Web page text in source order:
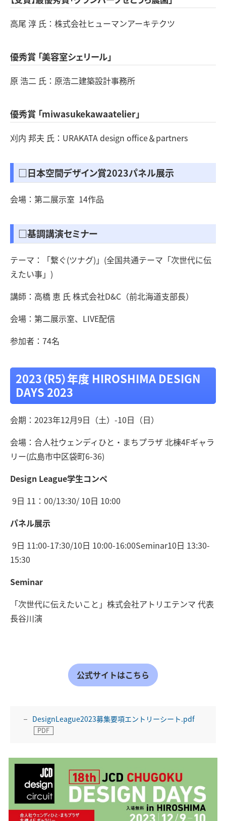
高尾 淳 氏：株式会社ヒューマンアーキテクツ
優秀賞 「美容室シェリール」
原 浩二 氏：原浩二建築設計事務所
優秀賞 「miwasukekawaatelier」
刈内 邦夫 氏：URAKATA design office＆partners
□日本空間デザイン賞2023パネル展示
会場：第二展示室 14作品
□基調講演セミナー
テーマ：「繋ぐ(ツナグ)」(全国共通テーマ「次世代に伝
えたい事」)
講師：高橋 恵 氏 株式会社D&C（前北海道支部長）
会場：第二展示室、LIVE配信
参加者：74名
2023（R5）年度 HIROSHIMA DESIGN
DAYS 2023
会期：2023年12月9日（土）-10日（日）
会場：合人社ウェンディひと・まちプラザ 北棟4Fギャラ
リー(広島市中区袋町6-36)
Design League学生コンペ
9日 11：00/13:30/ 10日 10:00
パネル展示
9日 11:00-17:30/10日 10:00-16:00Seminar10日 13:30-
15:30
Seminar
「次世代に伝えたいこと」株式会社アトリエテンマ 代表
長谷川演
公式サイトはこちら
DesignLeague2023募集要項エントリーシート.pdf